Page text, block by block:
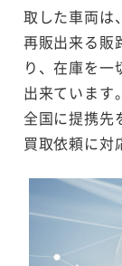
取した車両は
再販出来る販
り、在庫を一
出来ています
全国に提携先
買取依頼に対